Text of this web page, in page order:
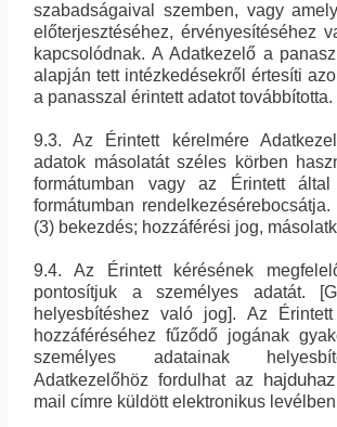
szabadságaival szemben, vagy
előterjesztéséhez, érvényesítéséhez
kapcsolódnak. A Adatkezelő a
alapján tett intézkedésekről értesíti
a panasszal érintett adatot továbbította.
9.3. Az Érintett kérelmére
adatok másolatát széles körben
formátumban vagy az Érintett
formátumban
(3) bekezdés; hozzáférési jog,
9.4. Az Érintett kérésének
pontosítjuk a személyes adatát.
helyesbítéshez való jog]. Az
hozzáféréséhez fűződő jogának
személyes adatainak
Adatkezelőhöz fordulhat az
mail címre küldött elektronikus